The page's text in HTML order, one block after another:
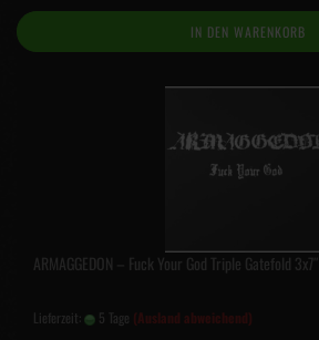
IN DEN WARENKORB
ARMAGGEDON – Fuck Your God Triple Gatefold 3x7″
Lieferzeit: 5 Tage (Ausland abweichend)